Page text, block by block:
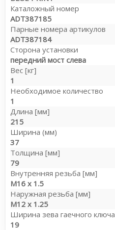
Каталожный номер
ADT387185
Парные номера артикулов
ADT387184
Сторона установки
передний мост слева
Вес [кг]
1
Необходимое количество
1
Длина [мм]
215
Ширина (мм)
37
Толщина [мм]
79
Внутренняя резьба [мм]
M16 x 1.5
Наружная резьба [мм]
M12 x 1.25
Ширина зева гаечного ключа
19